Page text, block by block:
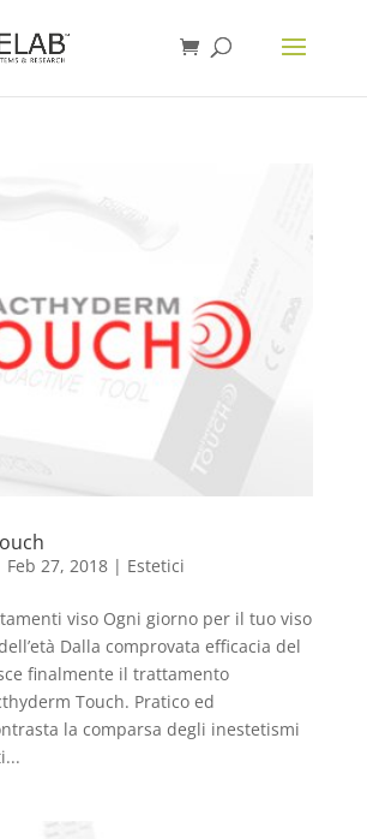
Feb 27, 2018| Estetici
viso Ogni giorno per il tuo viso
Dalla comprovata efficacia del
finalmente il trattamento
Touch. Pratico ed
la comparsa degli inestetismi